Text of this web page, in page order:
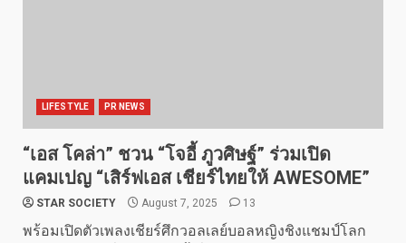
LIFESTYLE PR NEWS
“เอส โคล่า” ชวน “โจอี้ ภูวศิษฐ์” ร่วมเปิด
แคมเปญ “เสิร์ฟเอส เชียร์ไทยให้ AWESOME”
STAR SOCIETY August 7, 2025 13
พร้อมเปิดตัวเพลงเชียร์ศึกวอลเลย์บอลหญิงชิงแชมป์โลก